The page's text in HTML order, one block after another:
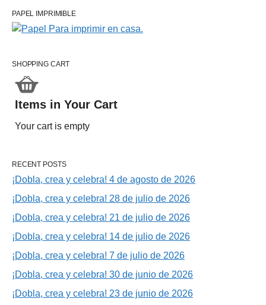
PAPEL IMPRIMIBLE
SHOPPING CART
Items in Your Cart
Your cart is empty
RECENT POSTS
¡Dobla, crea y celebra! 4 de agosto de 2026
¡Dobla, crea y celebra! 28 de julio de 2026
¡Dobla, crea y celebra! 21 de julio de 2026
¡Dobla, crea y celebra! 14 de julio de 2026
¡Dobla, crea y celebra! 7 de julio de 2026
¡Dobla, crea y celebra! 30 de junio de 2026
¡Dobla, crea y celebra! 23 de junio de 2026